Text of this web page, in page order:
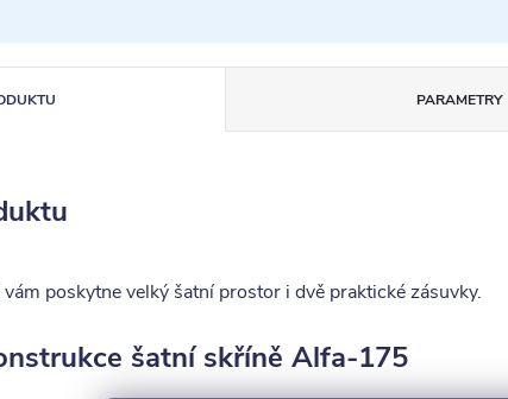
PARAMETRY
poskytne velký šatní prostor i dvě praktické zásuvky.
šatní skříně Alfa-175